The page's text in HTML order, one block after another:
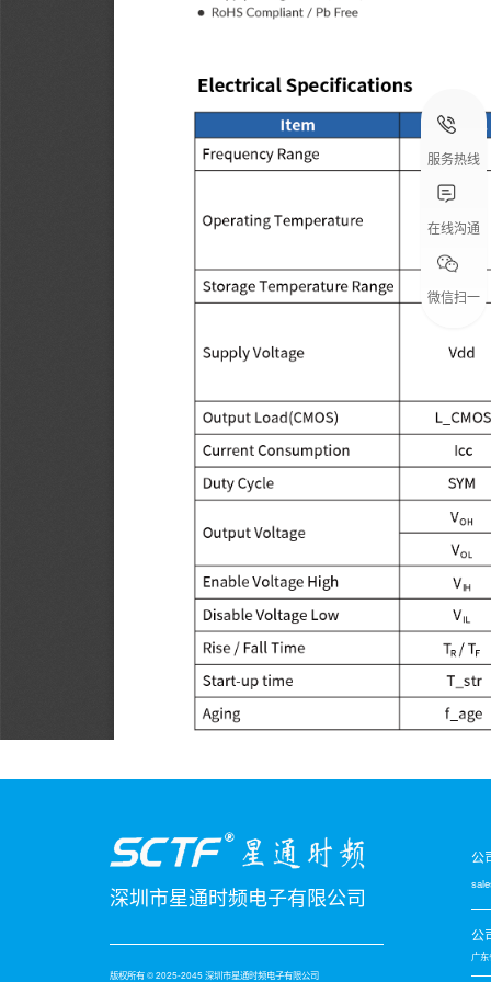
深圳市星通时频电子有限公司
版权所有 © 2025-2045 深圳市星通时频电子有限公司
公
公
广
服务热线
在线沟通
微信扫一